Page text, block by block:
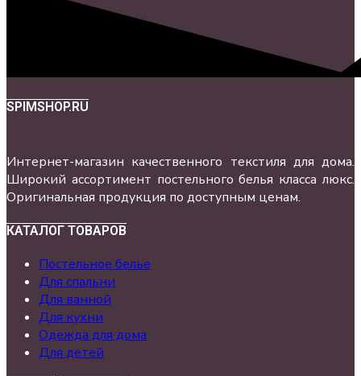
SPIMSHOP.RU
Интернет-магазин качественного текстиля для дома.
Широкий ассортимент постельного белья класса люкс.
Оригинальная продукция по доступным ценам.
КАТАЛОГ ТОВАРОВ
Постельное белье
Для спальни
Для ванной
Для кухни
Одежда для дома
Для детей